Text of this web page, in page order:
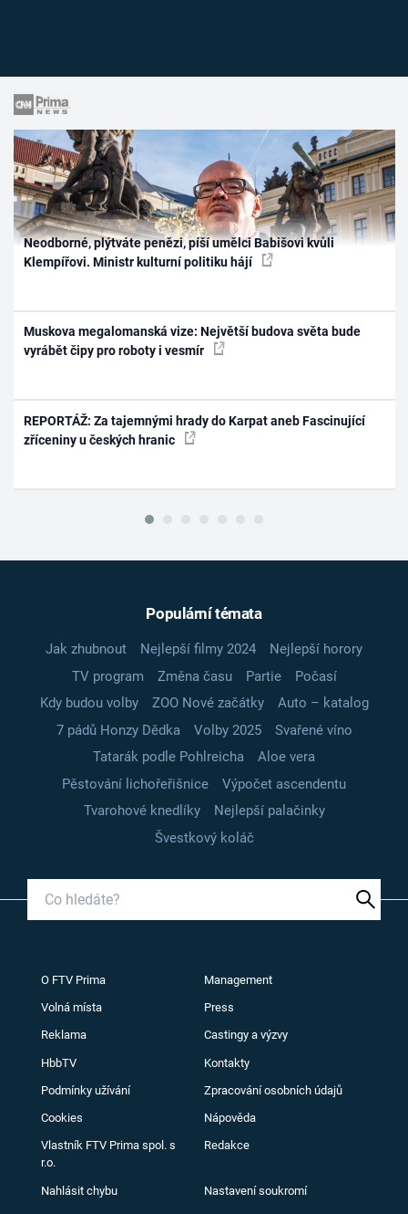
Neodborné, plýtváte penězi, píší umělci Babišovi kvůli
Klempířovi. Ministr kulturní politiku hájí
Muskova megalomanská vize: Největší budova světa bude
vyrábět čipy pro roboty i vesmír
REPORTÁŽ: Za tajemnými hrady do Karpat aneb Fascinující
zříceniny u českých hranic
Populární témata
Jak zhubnout Nejlepší filmy 2024
Nejlepší horory
TV program
Změna času Partie
Počasí
Kdy budou volby
ZOO Nové začátky
Auto – katalog
7 pádů Honzy Dědka
Volby 2025
Svařené víno
Tatarák podle Pohlreicha
Aloe vera
Pěstování lichořeřišnice
Výpočet ascendentu
Tvarohové knedlíky
Nejlepší palačinky
Švestkový koláč
O FTV Prima Management
Volná místa Press
Reklama Castingy a výzvy
HbbTV Kontakty
Podmínky užívání Zpracování osobních údajů
Cookies Nápověda
Vlastník FTV Prima spol. s
r.o.
Redakce
Nahlásit chybu Nastavení soukromí